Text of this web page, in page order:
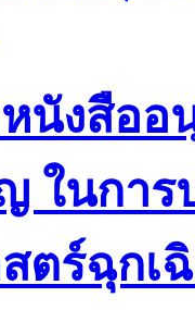
หนังสือ
ในการ
ตร์ฉุก